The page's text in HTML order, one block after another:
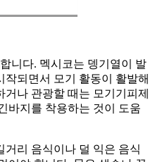
니다. 멕시코는 뎅기열이 발
되면서 모기 활동이 활발해
나 관광할 때는 모기기피제
바지를 착용하는 것이 도움
거리 음식이나 덜 익은 음식